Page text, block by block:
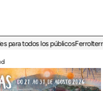
todos los públicosFerrolterra